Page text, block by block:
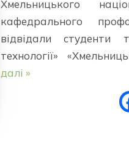
Хмельницького
кафедрального
відвідали студенти
технології»
далі »